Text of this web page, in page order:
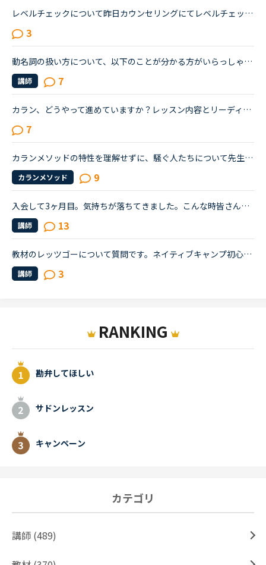
レベルチェックについて昨日カウンセリングにてレベルチェックを受けました。レベル7段階のうちレベル3だと言われちょっとショックを受けています。1年以上やってこのレベルなんだと。そしてカウンセラーの方に今...
3
動名詞の扱い方について、以下のことが分かる方がいらっしゃいましたら、アドバイスをいただきたいです🙇‍♀️熟語などにおいて名詞が入る部分には、動名詞も入れることができるのでしょうか。例えば、「(名詞)の埋...
講師 7
カラン、どうやって進めていますか？レッスン内容とリーディングのパタグラフ？も全然違うの場所ですが問題ないですか？今カランst2ですが、リーディングについて知らずにPCからずっと受けていたので、最近スマホ...
7
カランメソッドの特性を理解せずに、騒ぐ人たちについて先生方のレビューを見ていると、カランの進め方について苦言を呈しているレビューが目立つように思いました。これについて、個人的には「それは、生徒の方...
カランメソッド 9
入会して3ヶ月目。気持ちが落ちてきました。こんな時皆さんならどうしますか？こんにちは。英語は大学受験で勉強したのが最後の現在26歳です。英語喋れたら格好良いよな〜という憧れを実現させてやろうじゃないか...
講師 13
教材のレッツゴーについて質問です。ネイティブキャンプ初心者で分からないことが多いのでよろしくお願いします。キッズコースのレベルチェックを受けたところレベル3でした。推奨？されているレッツゴーを購入し...
講師 3
RANKING
勘弁してほしい
サドンレッスン
キャンペーン
カテゴリ
講師 (489)